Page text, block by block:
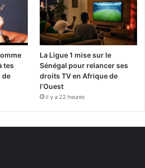
tes
de
La Ligue 1 mise sur le
Sénégal pour relancer ses
droits TV en Afrique de
l’Ouest
il y a 22 heures